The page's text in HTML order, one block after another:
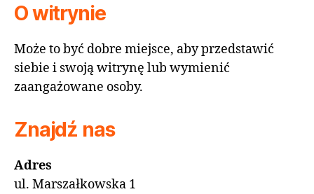
O witrynie
Może to być dobre miejsce, aby przedstawić
siebie i swoją witrynę lub wymienić
zaangażowane osoby.
Znajdź nas
Adres
ul. Marszałkowska 1